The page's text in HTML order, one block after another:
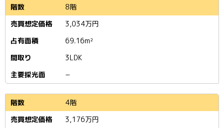
8階
3,034万円
69.16m²
3LDK
−
4階
3,176万円